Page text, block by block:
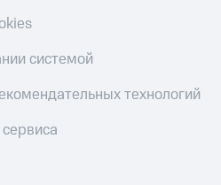
системой
технологий